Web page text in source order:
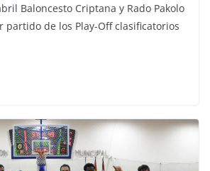
Baloncesto Criptana y Rado Pakolo
partido de los Play-Off clasificatorios